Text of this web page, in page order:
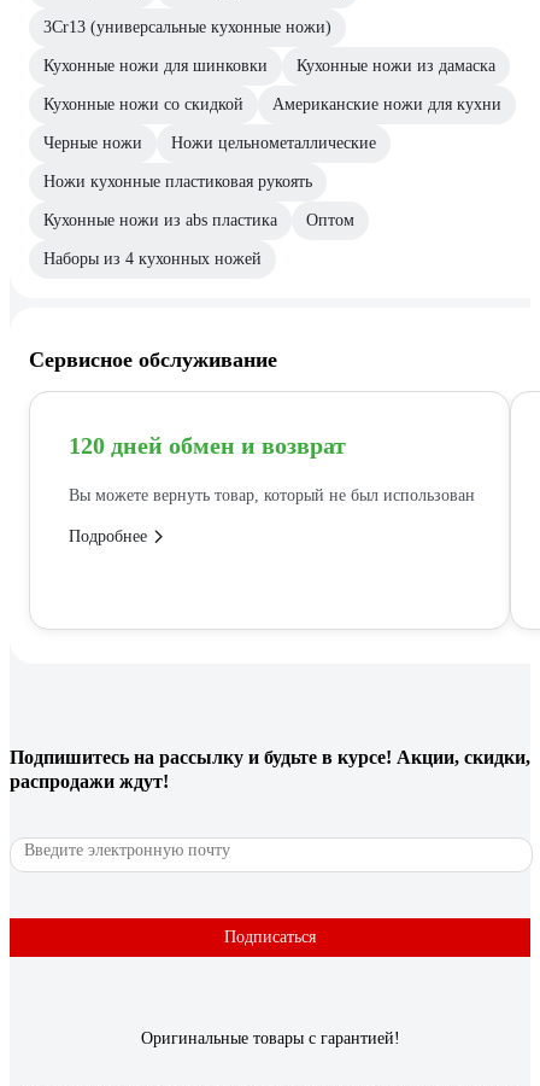
3Cr13 (универсальные кухонные ножи)
Кухонные ножи для шинковки Кухонные ножи из дамаска
Кухонные ножи со скидкой Американские ножи для кухни
Черные ножи Ножи цельнометаллические
Ножи кухонные пластиковая рукоять
Кухонные ножи из abs пластика Оптом
Наборы из 4 кухонных ножей
Сервисное обслуживание
120 дней обмен и возврат
Вы можете вернуть товар, который не был использован
Подробнее
Подпишитесь на рассылку и будьте в курсе! Акции, скидки,
распродажи ждут!
Подписаться
Оригинальные товары с гарантией!